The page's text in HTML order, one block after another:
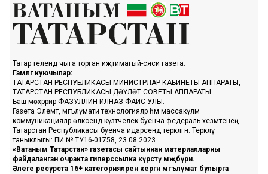
Татар телендә чыга торган иҗтимагый-сәяси газета.
Гамәлгә куючылар:
ТАТАРСТАН РЕСПУБЛИКАСЫ МИНИСТРЛАР КАБИНЕТЫ АППАРАТЫ,
ТАТАРСТАН РЕСПУБЛИКАСЫ ДӘҮЛӘТ СОВЕТЫ АППАРАТЫ.
Баш мөхәррир ФАЗУЛЛИН ИЛНАЗ ФАИС УЛЫ.
Газета Элемтә, мәгълүмати технологияләр һәм массакүләм
коммуникацияләр өлкәсендә күзәтчелек буенча федераль хезмәтенең
Татарстан Республикасы буенча идарәсендә теркәлгән. Теркәлү
таныклыгы: ПИ № ТУ16-01758, 23.08.2023.
«Ватаным Татарстан» газетасы сайтыннан материалларны
файдаланган очракта гиперссылка күрсәтү мәҗбүри.
Әлеге ресурста 16+ категорияләренә кергән мәгълүмат булырга